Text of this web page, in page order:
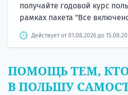
получайте годовой курс
рамках пакета "Все
Действует от 01.08.2026 до
ПОМОЩЬ ТЕМ,
В ПОЛЬШУ